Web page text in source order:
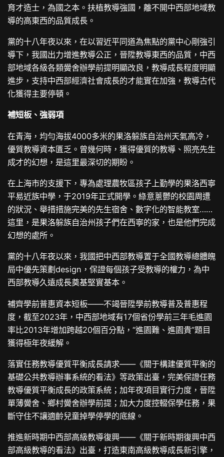
育才造士，為國之本。扶植教導強國，離不開中西部地域教
導的高東西的品質成長。
黨的十八年夜以來，在以習近平同道為焦點的黨中心剛強引
導下，我國出力增進教導公正，晉陞教導東西的品質，中西
部地域各級各類黌舍辦學前提明顯改良，教導成長程度明顯
進步，支持中西部經濟社會成長的才能實在加強，教導古代
化獲得主要停頓。
補短板、強弱項
在青海，均勻海拔4000多米的果洛躲族自治州天氣高冷，
優質教導資本匱乏。曾幾何時，獲得優質的教導、照亮先生
成才的幻想，是這里最深切的期盼。
在上海市的支援下，專為處理農牧區孩子上勤學的果洛西寧
平易近族中學，于2019年正式開學。綠意蔥鬱的校園周遭
的狀況、舉措措施完美的先生宿舍、數字化的智能教室……
這里，是果洛躲族自治州孩子們在西寧的家，也是他們完成
幻想的處所。
黨的十八年夜以來，我國把中西部教導置于全國教導總體魄
局中優先策劃design，保證每個孩子受教導的權力，為中
西部教導久遠成長奠基堅實基本。
補齊學前普惠資本短板——不竭晉陞學前教導普及普惠程
度，截至2023年，中西部地域有17個省份學前三年毛進園
率比2013年增加跨越20個百分點，“進園難、進園貴”題目
獲得極年夜緩解。
落實任務教導優質平衡成長請求——《關于構建優質平衡的
基礎公共教導辦事系統的看法》等政策出臺，完美保證任務
教導優質平衡成長的政策系統；加年夜項目實行力度，晉陞
單薄黌舍、鄉村黌舍辦學前提；加大力度控輟保學任務，果
斷守住不讓適齡兒童掉學停學的底線。
推進新時期中西部高級教導復興——《關于新時期復興中西
部高級教導的看法》出臺，打造東南高級教導成長新引擎，